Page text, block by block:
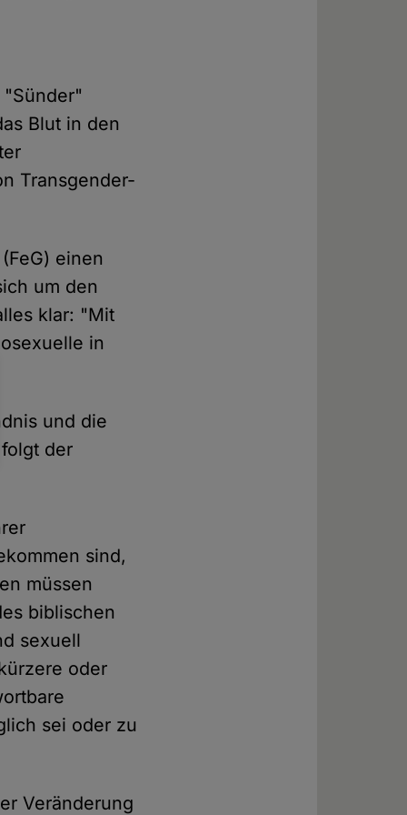
Blut in den
Transgender-
einen
um den
klar: "Mit
in
und die
der
sind,
müssen
biblischen
sexuell
oder
sei oder zu
Veränderung